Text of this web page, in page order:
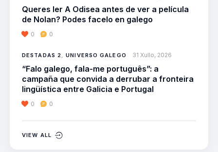
Queres ler A Odisea antes de ver a película
de Nolan? Podes facelo en galego
0 0
DESTADAS 2,UNIVERSO GALEGO 31 Xullo, 2026
“Falo galego, fala-me português”: a
campaña que convida a derrubar a fronteira
lingüística entre Galicia e Portugal
0 0
VIEW ALL